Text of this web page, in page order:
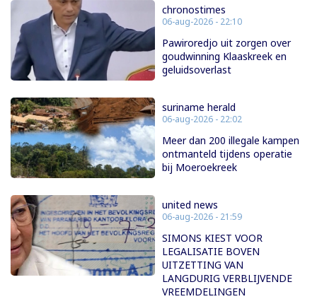
chronostimes
06-aug-2026 - 22:10
Pawiroredjo uit zorgen over
goudwinning Klaaskreek en
geluidsoverlast
suriname herald
06-aug-2026 - 22:02
Meer dan 200 illegale kampen
ontmanteld tijdens operatie
bij Moeroekreek
united news
06-aug-2026 - 21:59
SIMONS KIEST VOOR
LEGALISATIE BOVEN
UITZETTING VAN
LANGDURIG VERBLIJVENDE
VREEMDELINGEN